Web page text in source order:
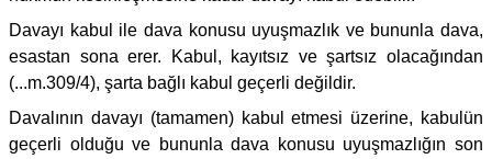
Davayı kabul ile dava konusu uyuşmazlık ve bununla dava,
esastan sona erer. Kabul, kayıtsız ve şartsız olacağından
(...m.309/4), şarta bağlı kabul geçerli değildir.
Davalının davayı (tamamen) kabul etmesi üzerine, kabulün
geçerli olduğu ve bununla dava konusu uyuşmazlığın son